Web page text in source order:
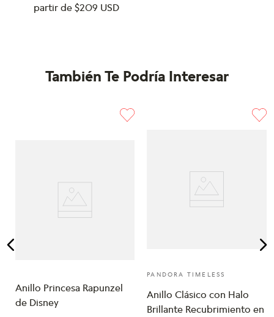
partir de $209 USD
También Te Podría Interesar
Anillo Princesa Rapunzel
de Disney
PANDORA TIMELESS
Anillo Clásico con Halo
Brillante Recubrimiento en